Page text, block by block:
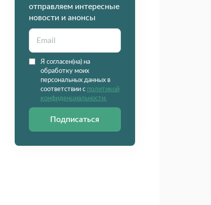
отправляем интересные
новости и анонсы
Я согласен(на) на
обработку моих
персональных данных в
соответствии с политикой
конфиденциальности.
Подписаться